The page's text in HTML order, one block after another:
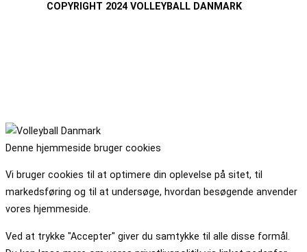
COPYRIGHT 2024 VOLLEYBALL DANMARK
Denne hjemmeside bruger cookies
Vi bruger cookies til at optimere din oplevelse på sitet, til
markedsføring og til at undersøge, hvordan besøgende anvender
vores hjemmeside.
Ved at trykke "Accepter" giver du samtykke til alle disse formål.